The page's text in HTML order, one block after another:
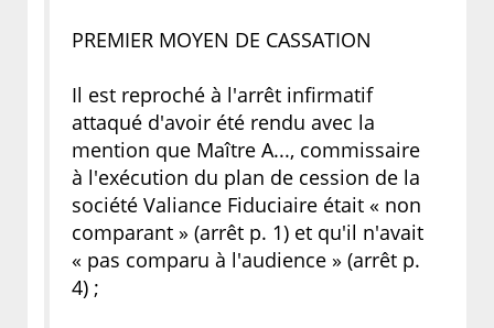
PREMIER MOYEN DE CASSATION
Il est reproché à l'arrêt infirmatif
attaqué d'avoir été rendu avec la
mention que Maître A..., commissaire
à l'exécution du plan de cession de la
société Valiance Fiduciaire était « non
comparant » (arrêt p. 1) et qu'il n'avait
« pas comparu à l'audience » (arrêt p.
4) ;